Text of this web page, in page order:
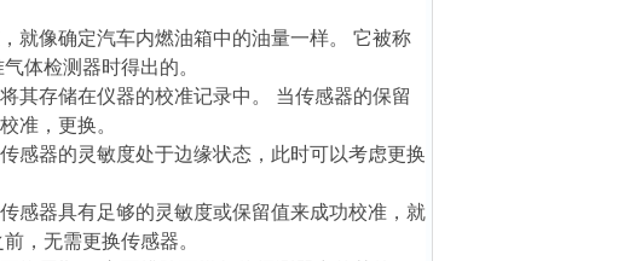
就像确定汽车内燃油箱中的油量一样。 它被称
体检测器时得出的。
其存储在仪器的校准记录中。 当传感器的保留
准，更换。
感器的灵敏度处于边缘状态，此时可以考虑更换
感器具有足够的灵敏度或保留值来成功校准，就
，无需更换传感器。